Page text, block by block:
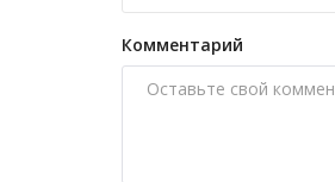
Комментарий